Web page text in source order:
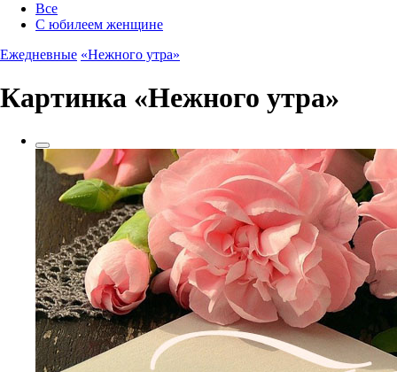
Все
С юбилеем женщине
Ежедневные «Нежного утра»‎
Картинка «Нежного утра»‎